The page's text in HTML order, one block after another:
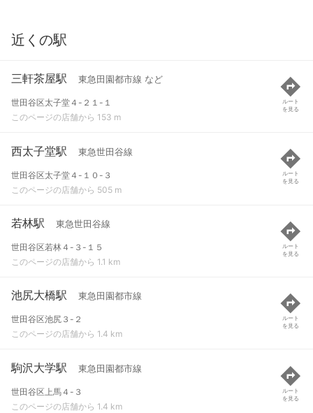
近くの駅
三軒茶屋駅 東急田園都市線 など
世田谷区太子堂４-２１-１
このページの店舗から 153 m
ルート
を見る
西太子堂駅 東急世田谷線
世田谷区太子堂４-１０-３
このページの店舗から 505 m
ルート
を見る
若林駅 東急世田谷線
世田谷区若林４-３-１５
このページの店舗から 1.1 km
ルート
を見る
池尻大橋駅 東急田園都市線
世田谷区池尻３-２
このページの店舗から 1.4 km
ルート
を見る
駒沢大学駅 東急田園都市線
世田谷区上馬４-３
このページの店舗から 1.4 km
ルート
を見る